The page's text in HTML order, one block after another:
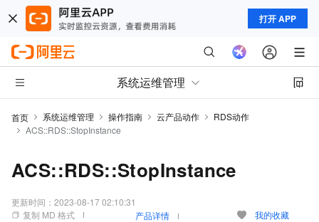
打开 APP
系统运维管理
首页 系统运维管理 操作指南 云产品动作
RDS动作
ACS::RDS::StopInstance
ACS::RDS::StopInstance
更新时间： 2023-08-17 02:10:31
复制 MD 格式
产品详情 我的收藏